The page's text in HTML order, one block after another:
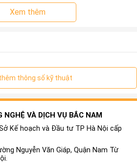
Xe Mazda CX5là gì?
Xem thêm
thông số kỹ thuật
NGHỆ VÀ DỊCH VỤ BẮC NAM
Kế hoạch và Đầu tư TP Hà Nội cấp
Nguyễn Văn Giáp, Quận Nam Từ